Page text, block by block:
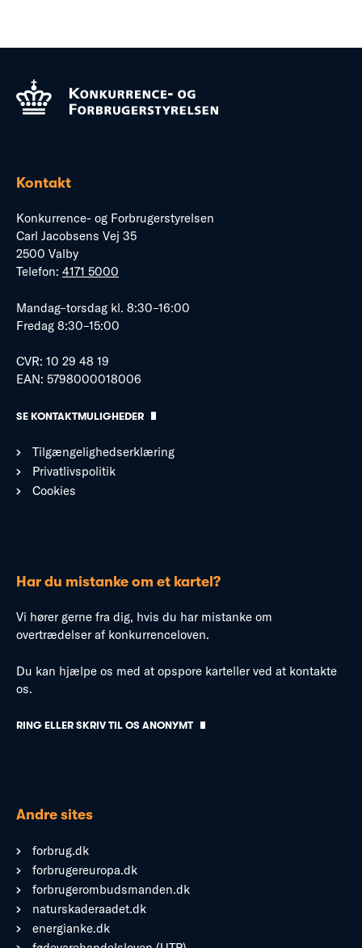
Kontakt
Konkurrence- og Forbrugerstyrelsen
Carl Jacobsens Vej 35
2500 Valby
Telefon: 4171 5000
Mandag–torsdag kl. 8:30–16:00
Fredag 8:30–15:00
CVR: 10 29 48 19
EAN: 5798000018006
SE KONTAKTMULIGHEDER
Tilgængelighedserklæring
Privatlivspolitik
Cookies
Har du mistanke om et kartel?
Vi hører gerne fra dig, hvis du har mistanke om
overtrædelser af konkurrenceloven.
Du kan hjælpe os med at opspore karteller ved at kontakte
os.
RING ELLER SKRIV TIL OS ANONYMT
Andre sites
forbrug.dk
forbrugereuropa.dk
forbrugerombudsmanden.dk
naturskaderaadet.dk
energianke.dk